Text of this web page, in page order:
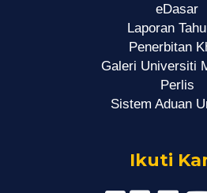
eDasar
Laporan
Penerbitan
Galeri Universiti
Perlis
Sistem Aduan
Ikuti